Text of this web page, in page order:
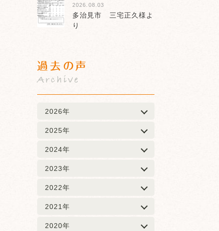
2026.08.03
多治見市 三宅正久様よ
り
過去の声
Archive
2026年
2025年
2024年
2023年
2022年
2021年
2020年